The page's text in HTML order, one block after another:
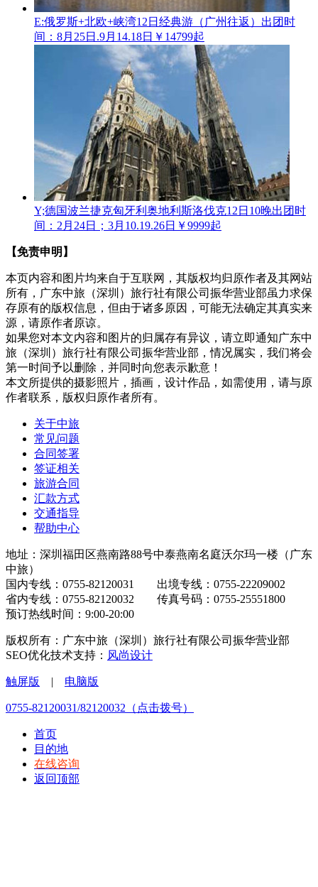
E:俄罗斯+北欧+峡湾12日经典游（广州往返） 出团时
间：8月25日.9月14.18日 ￥14799起
Y;德国波兰捷克匈牙利奥地利斯洛伐克12日10晚出团时
间：2月24日；3月10.19.26日 ￥9999起
【免责申明】
本页内容和图片均来自于互联网，其版权均归原作者及其网站
所有，广东中旅（深圳）旅行社有限公司振华营业部虽力求保
存原有的版权信息，但由于诸多原因，可能无法确定其真实来
源，请原作者原谅。
如果您对本文内容和图片的归属存有异议，请立即通知广东中
旅（深圳）旅行社有限公司振华营业部，情况属实，我们将会
第一时间予以删除，并同时向您表示歉意！
本文所提供的摄影照片，插画，设计作品，如需使用，请与原
作者联系，版权归原作者所有。
关于中旅
常见问题
合同签署
签证相关
旅游合同
汇款方式
交通指导
帮助中心
地址：深圳福田区燕南路88号中泰燕南名庭沃尔玛一楼（广东
中旅）
国内专线：0755-82120031 出境专线：0755-22209002
省内专线：0755-82120032 传真号码：0755-25551800
预订热线时间：9:00-20:00
版权所有：广东中旅（深圳）旅行社有限公司振华营业部
SEO优化技术支持： 风尚设计
触屏版 | 电脑版
0755-82120031/82120032（点击拨号）
首页
目的地
在线咨询
返回顶部